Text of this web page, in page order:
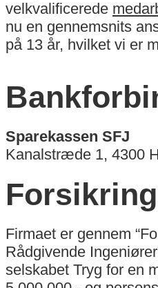
velkvalificerede
nu en gennemsnits
på 13 år, hvilket vi er
Sparekassen SFJ
Kanalstræde 1, 4300
Forsikring
Firmaet er gennem
Rådgivende
selskabet Tryg for en